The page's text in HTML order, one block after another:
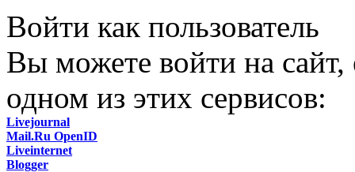
Войти как пользователь
Вы можете войти на сайт,
одном из этих сервисов:
Livejournal
Mail.Ru OpenID
Liveinternet
Blogger